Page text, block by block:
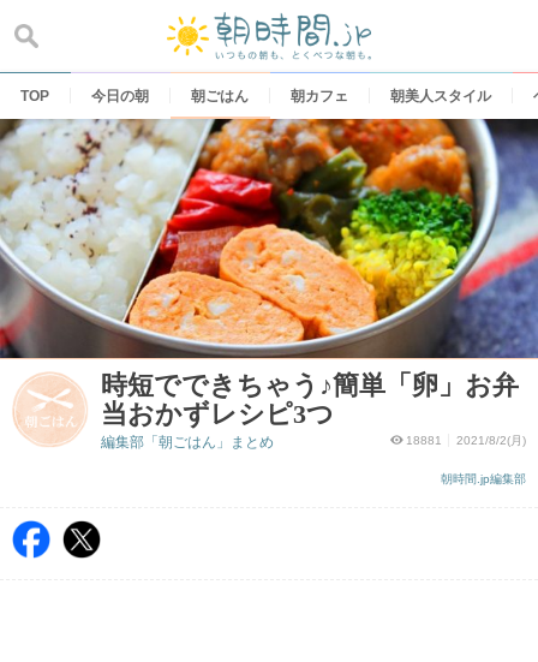
content
TOP 今日の朝 朝ごはん 朝カフェ 朝美人スタイル
時短でできちゃう♪簡単「卵」お弁
当おかずレシピ3つ
18881 2021/8/2(月)
朝時間.jp編集部
編集部「朝ごはん」まとめ